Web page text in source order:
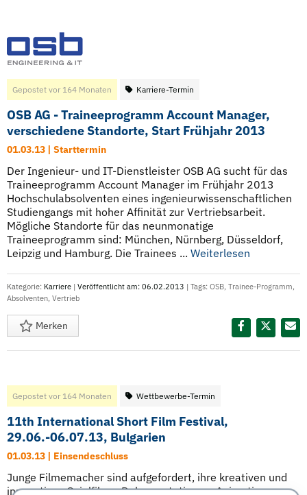
Gepostet vor 164 Monaten Karriere-Termin
OSB AG - Traineeprogramm Account Manager,
verschiedene Standorte, Start Frühjahr 2013
01.03.13 | Starttermin
Der Ingenieur- und IT-Dienstleister OSB AG sucht für das
Traineeprogramm Account Manager im Frühjahr 2013
Hochschulabsolventen eines ingenieurwissenschaftlichen
Studiengangs mit hoher Affinität zur Vertriebsarbeit.
Mögliche Standorte für das neunmonatige
Traineeprogramm sind: München, Nürnberg, Düsseldorf,
Leipzig und Hamburg. Die Trainees ... Weiterlesen
Kategorie: Karriere | Veröffentlicht am: 06.02.2013 | Tags: OSB, Trainee-Programm,
Absolventen, Vertrieb
Merken
Gepostet vor 164 Monaten Wettbewerbe-Termin
11th International Short Film Festival,
29.06.-06.07.13, Bulgarien
01.03.13 | Einsendeschluss
Junge Filmemacher sind aufgefordert, ihre kreativen und
innovativen Spielfilme, Dokumentationen, Animationen